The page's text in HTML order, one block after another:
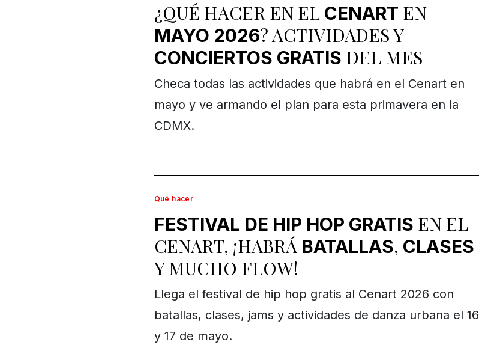
¿QUÉ HACER EN EL CENART EN
MAYO 2026? ACTIVIDADES Y
CONCIERTOS GRATIS DEL MES
Checa todas las actividades que habrá en el Cenart en
mayo y ve armando el plan para esta primavera en la
CDMX.
Qué hacer
FESTIVAL DE HIP HOP GRATIS EN EL
CENART, ¡HABRÁ BATALLAS, CLASES
Y MUCHO FLOW!
Llega el festival de hip hop gratis al Cenart 2026 con
batallas, clases, jams y actividades de danza urbana el 16
y 17 de mayo.